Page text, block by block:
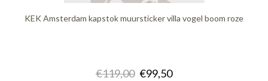
KEK Amsterdam kapstok muursticker villa vogel boom roze
€119,00 €99,50